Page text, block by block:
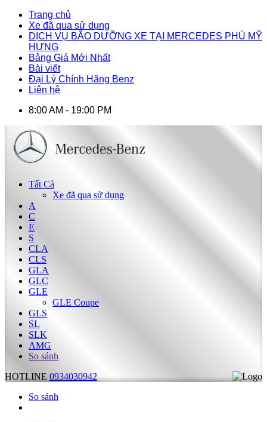
Trang chủ
Xe đã qua sử dụng
DỊCH VỤ BÃO DƯỠNG XE TẠI MERCEDES PHÚ MỸ
HƯNG
Bảng Giá Mới Nhất
Bài viết
Đại Lý Chính Hãng Benz
Liên hệ
8:00 AM - 19:00 PM
Tất Cả
Xe đã qua sử dụng
A
C
E
S
CLA
CLS
GLA
GLC
GLE
GLE Coupe
GLS
SL
SLK
AMG
So sánh
HOTLINE 0934030942
So sánh